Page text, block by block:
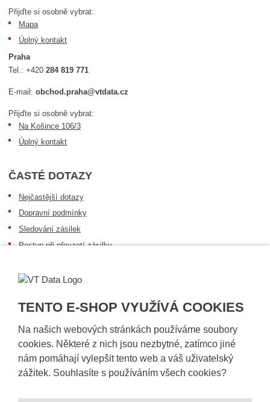
TENTO E-SHOP VYUŽÍVÁ COOKIES
Na našich webových stránkách používáme soubory
cookies. Některé z nich jsou nezbytné, zatímco jiné
nám pomáhají vylepšit tento web a váš uživatelský
zážitek. Souhlasíte s používáním všech cookies?
Přijďte si osobně vybrat:
Mapa
Úplný kontakt
Praha
Tel.:+420284 819 771
E-mail:obchod.praha@vtdata.cz
Přijďte si osobně vybrat:
Na Košince 106/3
Úplný kontakt
ČASTÉ DOTAZY
Nejčastější dotazy
Dopravní podmínky
Sledování zásilek
Postup při převzetí zásilky
Obecné informace